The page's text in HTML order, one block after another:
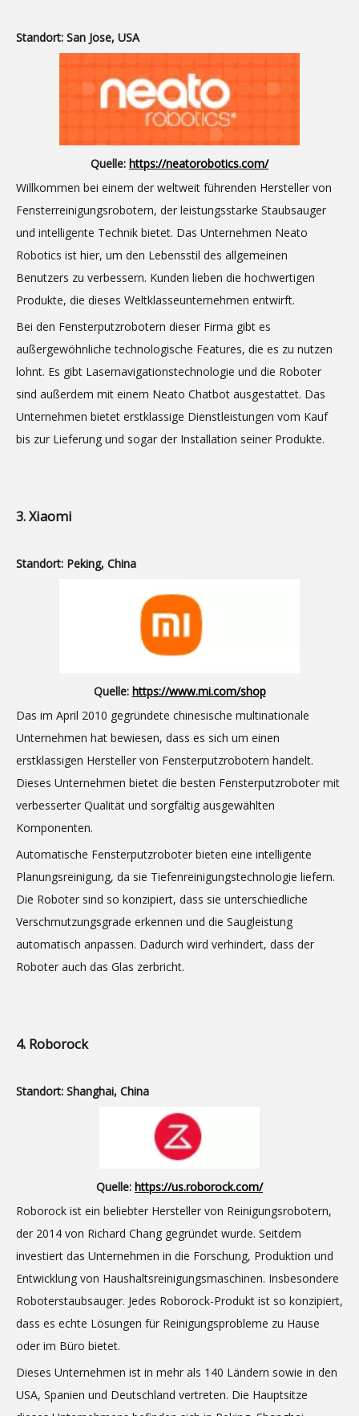
Standort: San Jose, USA
Quelle: https://neatorobotics.com/
Willkommen bei einem der weltweit führenden Hersteller von
Fensterreinigungsrobotern, der leistungsstarke Staubsauger
und intelligente Technik bietet. Das Unternehmen Neato
Robotics ist hier, um den Lebensstil des allgemeinen
Benutzers zu verbessern. Kunden lieben die hochwertigen
Produkte, die dieses Weltklasseunternehmen entwirft.
Bei den Fensterputzrobotern dieser Firma gibt es
außergewöhnliche technologische Features, die es zu nutzen
lohnt. Es gibt Lasernavigationstechnologie und die Roboter
sind außerdem mit einem Neato Chatbot ausgestattet. Das
Unternehmen bietet erstklassige Dienstleistungen vom Kauf
bis zur Lieferung und sogar der Installation seiner Produkte.
3. Xiaomi
Standort: Peking, China
Quelle: https://www.mi.com/shop
Das im April 2010 gegründete chinesische multinationale
Unternehmen hat bewiesen, dass es sich um einen
erstklassigen Hersteller von Fensterputzrobotern handelt.
Dieses Unternehmen bietet die besten Fensterputzroboter mit
verbesserter Qualität und sorgfältig ausgewählten
Komponenten.
Automatische Fensterputzroboter bieten eine intelligente
Planungsreinigung, da sie Tiefenreinigungstechnologie liefern.
Die Roboter sind so konzipiert, dass sie unterschiedliche
Verschmutzungsgrade erkennen und die Saugleistung
automatisch anpassen. Dadurch wird verhindert, dass der
Roboter auch das Glas zerbricht.
4. Roborock
Standort: Shanghai, China
Quelle: https://us.roborock.com/
Roborock ist ein beliebter Hersteller von Reinigungsrobotern,
der 2014 von Richard Chang gegründet wurde. Seitdem
investiert das Unternehmen in die Forschung, Produktion und
Entwicklung von Haushaltsreinigungsmaschinen. Insbesondere
Roboterstaubsauger. Jedes Roborock-Produkt ist so konzipiert,
dass es echte Lösungen für Reinigungsprobleme zu Hause
oder im Büro bietet.
Dieses Unternehmen ist in mehr als 140 Ländern sowie in den
USA, Spanien und Deutschland vertreten. Die Hauptsitze